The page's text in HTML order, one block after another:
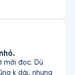
mới đọc. Dù
k dài, nhưng